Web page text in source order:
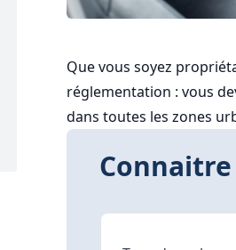
Que vous soyez
réglementation : vous
dans toutes les zones